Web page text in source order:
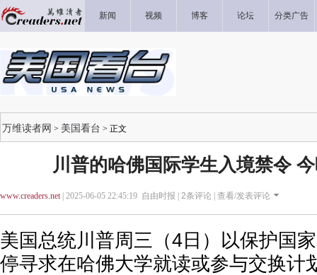
新闻 视频 博客 论坛 分类广告
万维读者网 > 美国看台 > 正文
川普的哈佛国际学生入境禁令
www.creaders.net| 2025-06-05 22:45:19 自由时报 | 2条评论 | 查看/发表评论
美国总统川普周三（4日）以保护国
停寻求在哈佛大学就读或参与交换计